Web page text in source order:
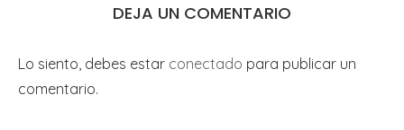
DEJA UN COMENTARIO
Lo siento, debes estar conectado para publicar un
comentario.